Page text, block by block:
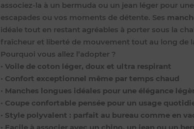
associez-la à un bermuda ou un jean léger pour
escapades ou vos moments de détente. Ses
idéale tout en restant agréables à porter sous la
fraîcheur et liberté de mouvement tout au long de
Pourquoi vous allez l’adopter ?
•Voile de coton léger, doux et ultra respirant
• Confort exceptionnel même par temps chaud
• Manches longues idéales pour une élégance
• Coupe confortable pensée pour un usage
• Style polyvalent : parfait au bureau comme en